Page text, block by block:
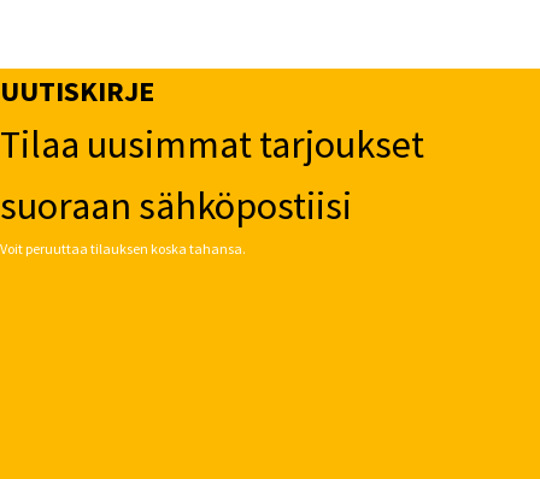
UUTISKIRJE
Tilaa uusimmat tarjoukset
suoraan sähköpostiisi
Voit peruuttaa tilauksen koska tahansa.